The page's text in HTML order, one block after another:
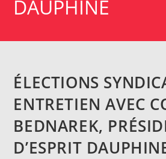
DAUPHINE
ÉLECTIONS
ENTRETIEN AVEC
BEDNAREK,
D’ESPRIT